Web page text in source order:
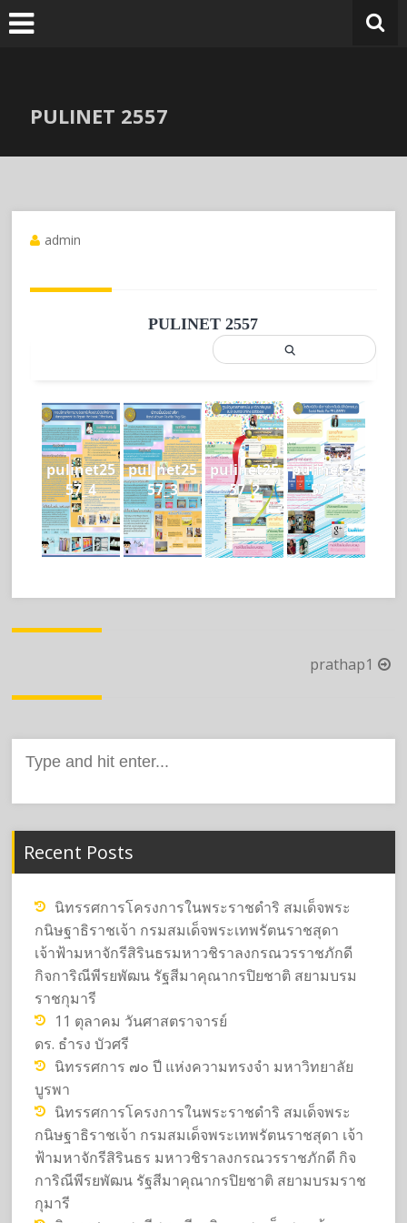
Skip
to
PULINET 2557
admin
PULINET 2557
pulinet25
57_4
pulinet25
57_3
pulinet25
57_2
pulinet25
57_1
navigation
prathap1
for:
Recent Posts
นิทรรศการโครงการในพระราชดำริ สมเด็จพระ
กนิษฐาธิราชเจ้า กรมสมเด็จพระเทพรัตนราชสุดา
เจ้าฟ้ามหาจักรีสิรินธรมหาวชิราลงกรณวรราชภักดี
กิจการิณีพีรยพัฒน รัฐสีมาคุณากรปิยชาติ สยามบรม
ราชกุมารี
11 ตุลาคม วันศาสตราจารย์
ดร. ธำรง บัวศรี
นิทรรศการ ๗๐ ปี แห่งความทรงจำ มหาวิทยาลัย
บูรพา
นิทรรศการโครงการในพระราชดำริ สมเด็จพระ
กนิษฐาธิราชเจ้า กรมสมเด็จพระเทพรัตนราชสุดา เจ้า
ฟ้ามหาจักรีสิรินธร มหาวชิราลงกรณวรราชภักดี กิจ
การิณีพีรยพัฒน รัฐสีมาคุณากรปิยชาติ สยามบรมราช
กุมารี